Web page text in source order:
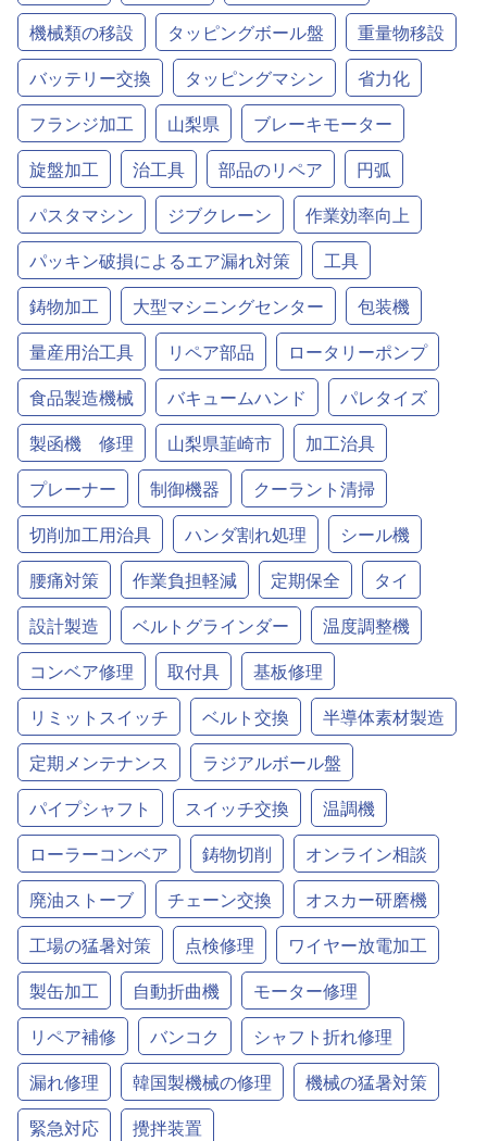
機械類の移設
タッピングボール盤
重量物移設
バッテリー交換
タッピングマシン
省力化
フランジ加工
山梨県
ブレーキモーター
旋盤加工
治工具 部品のリペア
円弧
パスタマシン
ジブクレーン
作業効率向上
パッキン破損によるエア漏れ対策
工具
鋳物加工
大型マシニングセンター
包装機
量産用治工具
リペア部品
ロータリーポンプ
食品製造機械
バキュームハンド
パレタイズ
製函機 修理
山梨県韮崎市
加工治具
プレーナー
制御機器
クーラント清掃
切削加工用治具
ハンダ割れ処理
シール機
腰痛対策
作業負担軽減 定期保全
タイ
設計製造
ベルトグラインダー
温度調整機
コンベア修理
取付具
基板修理
リミットスイッチ
ベルト交換
半導体素材製造
定期メンテナンス
ラジアルボール盤
パイプシャフト
スイッチ交換
温調機
ローラーコンベア
鋳物切削
オンライン相談
廃油ストーブ
チェーン交換
オスカー研磨機
工場の猛暑対策
点検修理
ワイヤー放電加工
製缶加工
自動折曲機
モーター修理
リペア補修
バンコク
シャフト折れ修理
漏れ修理
韓国製機械の修理
機械の猛暑対策
緊急対応
攪拌装置